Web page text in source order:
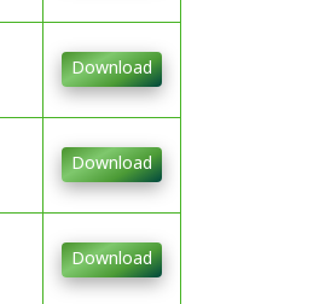
Download
Download
Download